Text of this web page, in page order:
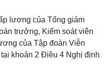
lương của Tổng giám
trưởng, Kiểm soát viên
của Tập đoàn Viễn
khoản 2 Điều 4 Nghị định